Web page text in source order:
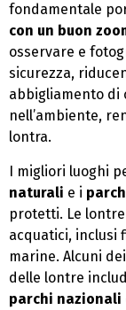
fondamentale
con un buon
osservare e
sicurezza,
abbigliamento di
nell’ambiente,
lontra.
I migliori luoghi
naturali e i
protetti. Le
acquatici, inclusi
marine. Alcuni
delle lontre
parchi nazionali